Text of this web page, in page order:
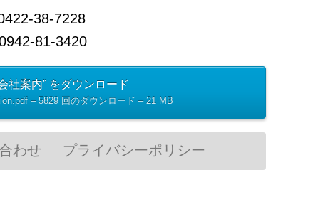
38-7228
81-3420
社案内” をダウンロード
– 5829 回のダウンロード – 21 MB
わせ プライバシーポリシー